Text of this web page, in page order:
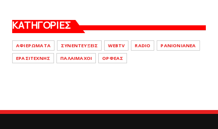
ΚΑΤΗΓΟΡΙΕΣ
ΑΦΙΕΡΩΜΑΤΑ ΣΥΝΕΝΤΕΥΞΕΙΣ WEBTV RADIO
PANIONIANEA
ΕΡΑΣΙΤΕΧΝΗΣ
ΠΑΛΑΙΜΑΧΟΙ ΟΡΦΕΑΣ